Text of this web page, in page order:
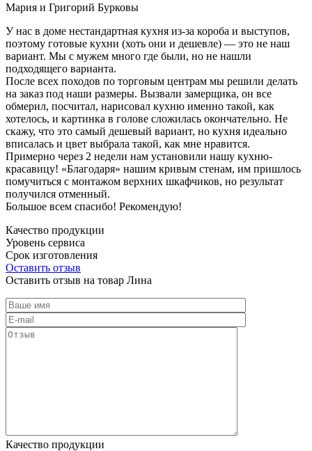
Мария и Григорий Бурковы
У нас в доме нестандартная кухня из-за короба и выступов,
поэтому готовые кухни (хоть они и дешевле) — это не наш
вариант. Мы с мужем много где были, но не нашли
подходящего варианта.
После всех походов по торговым центрам мы решили делать
на заказ под наши размеры. Вызвали замерщика, он все
обмерил, посчитал, нарисовал кухню именно такой, как
хотелось, и картинка в голове сложилась окончательно. Не
скажу, что это самый дешевый вариант, но кухня идеально
вписалась и цвет выбрала такой, как мне нравится.
Примерно через 2 недели нам установили нашу кухню-
красавицу! «Благодаря» нашим кривым стенам, им пришлось
помучиться с монтажом верхних шкафчиков, но результат
получился отменный.
Большое всем спасибо! Рекомендую!
Качество продукции
Уровень сервиса
Срок изготовления
Оставить отзыв
Оставить отзыв на товар Лина
Качество продукции